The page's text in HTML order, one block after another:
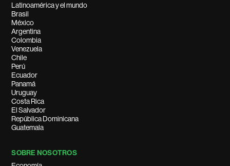
Latinoamérica y el mundo
Brasil
México
Argentina
Colombia
Venezuela
Chile
Perú
Ecuador
Panamá
Uruguay
Costa Rica
El Salvador
República Dominicana
Guatemala
SOBRE NOSOTROS